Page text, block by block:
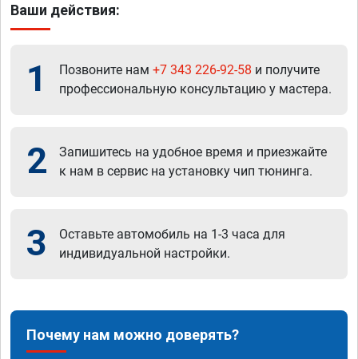
Ваши действия:
1 Позвоните нам +7 343 226-92-58 и получите
профессиональную консультацию у мастера.
2
Запишитесь на удобное время и приезжайте
к нам в сервис на установку чип тюнинга.
3
Оставьте автомобиль на 1-3 часа для
индивидуальной настройки.
Почему нам можно доверять?